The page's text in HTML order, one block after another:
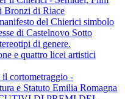
Bronzi di Riace
del Chierici simbolo
di Castelnovo Sotto
di genere.
e quattro licei artistici
il cortometraggio -
e Statuto Emilia Romagna